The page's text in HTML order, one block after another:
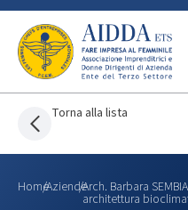
Torna alla lista
Home
/Aziende
/Arch. Barbara
architettura